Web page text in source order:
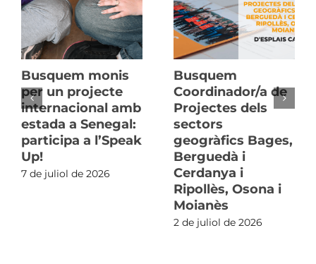
Busquem monis
per un projecte
internacional amb
estada a Senegal:
participa a l’Speak
Up!
7 de juliol de 2026
Busquem
Coordinador/a de
Projectes dels
sectors
geogràfics Bages,
Berguedà i
Cerdanya i
Ripollès, Osona i
Moianès
2 de juliol de 2026